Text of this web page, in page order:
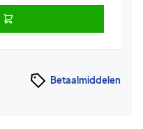
Betaalmiddelen